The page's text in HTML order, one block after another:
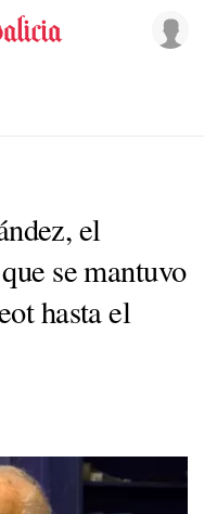
el
se mantuvo
hasta el